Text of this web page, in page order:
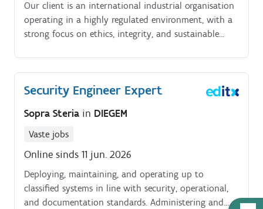
Our client is an international industrial organisation
operating in a highly regulated environment, with a
strong focus on ethics, integrity, and sustainable
Jobomschrijving. Support and enhance third-party
risk management processes, including due diligence,
KYC, and supply chain compliance Review
appropriate compliance clauses (ethics, anti-bribery,
trade compliance) are applied Provide pragmatic,
compliance-related matters. Draft and review
compliance documentation, including statements,
certifications, and responses to client or partner
requests Collaborate cross-functionally with Legal,
Security Engineer Expert
Sopra Steria in DIEGEM
Vaste jobs
Online sinds 11 jun. 2026
Deploying, maintaining, and operating up to
classified systems in line with security, operational,
and documentation standards. Administering and